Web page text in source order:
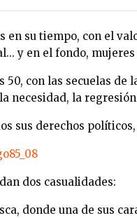
en su tiempo, con el
y en el fondo,
50, con las secuelas
necesidad, la
sus derechos
dos casualidades:
donde una de sus